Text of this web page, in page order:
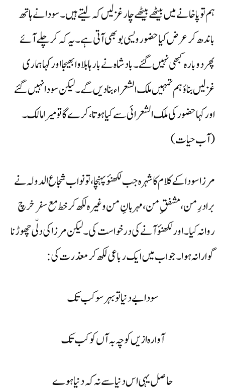
ہم تو پاخانے میں بیٹھے بیٹھے چار غزلیں کہ لیتے ہیں۔ سودا نے ہاتھ
باندھ کر عرض کیا حضور ویسی بو بھی آتی ہے۔ یہ کہ کر چلے آئے
پھر دوبارہ کبھی نہیں گئے۔ بادشاہ نے بارہا بلاوا بھیجا اور کہا ہماری
غزلیں بناؤ ہم تمہیں ملک الشعراء بنا دیں گے۔ لیکن سودا نہیں گئے
اور کہا حضور کی ملک الشعرائی سے کیا ہوتا ،کرے گا تو میرا مالک۔
(آب حیات)
مرزا سودا کے کلام کا شہرہ جب لکھنؤ پہنچا، تو نواب شجاع الدولہ نے
برادرِ من، مشفقِ من، مہربانِ من وغیرہ لکھ کرخط مع سفر خرچ
روانہ کیا۔ اور لکھنؤ آنے کی درخواست کی۔ لیکن مرزا کی دلّی چھوڑنا
گوارا نہ ہوا۔ جواب میں ایک رباعی لکھ کر معذرت کی:
سودا بے دنیا توبہر سو کب تک
آوارہ ازیں کوچہ بہ آں کو کب تک
حاصل یہی اس دنیا سے نہ کہ دنیا ہوے